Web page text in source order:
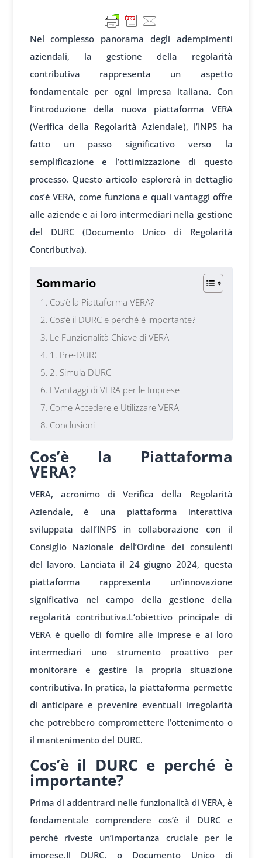
Nel complesso panorama degli adempimenti
aziendali, la gestione della regolarità
contributiva rappresenta un aspetto
fondamentale per ogni impresa italiana. Con
l’introduzione della nuova piattaforma VERA
(Verifica della Regolarità Aziendale), l’INPS ha
fatto un passo significativo verso la
semplificazione e l’ottimizzazione di questo
processo. Questo articolo esplorerà in dettaglio
cos’è VERA, come funziona e quali vantaggi offre
alle aziende e ai loro intermediari nella gestione
del DURC (Documento Unico di Regolarità
Contributiva).
Sommario
Cos’è la Piattaforma VERA?
Cos’è il DURC e perché è importante?
Le Funzionalità Chiave di VERA
1. Pre-DURC
2. Simula DURC
I Vantaggi di VERA per le Imprese
Come Accedere e Utilizzare VERA
Conclusioni
Cos’è la Piattaforma
VERA?
VERA, acronimo di Verifica della Regolarità
Aziendale, è una piattaforma interattiva
sviluppata dall’INPS in collaborazione con il
Consiglio Nazionale dell’Ordine dei consulenti
del lavoro. Lanciata il 24 giugno 2024, questa
piattaforma rappresenta un’innovazione
significativa nel campo della gestione della
regolarità contributiva.L’obiettivo principale di
VERA è quello di fornire alle imprese e ai loro
intermediari uno strumento proattivo per
monitorare e gestire la propria situazione
contributiva. In pratica, la piattaforma permette
di anticipare e prevenire eventuali irregolarità
che potrebbero compromettere l’ottenimento o
il mantenimento del DURC.
Cos’è il DURC e perché è
importante?
Prima di addentrarci nelle funzionalità di VERA, è
fondamentale comprendere cos’è il DURC e
perché riveste un’importanza cruciale per le
imprese.Il DURC, o Documento Unico di